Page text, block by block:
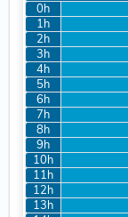
0h
1h
2h
3h
4h
5h
6h
7h
8h
9h
10h
11h
12h
13h